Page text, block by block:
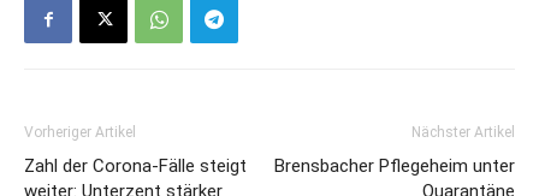
Vorheriger Artikel
Zahl der Corona-Fälle steigt
Nächster Artikel
Brensbacher Pflegeheim unter